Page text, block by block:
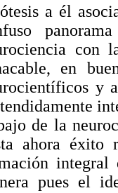
a él
con
en
y
de la
ahora éxito
integral
pues el